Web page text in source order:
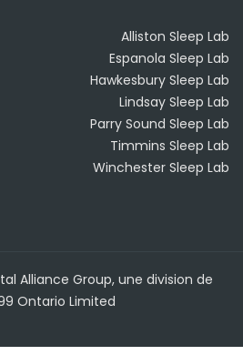
Alliston Sleep Lab
Espanola Sleep Lab
Hawkesbury Sleep Lab
Lindsay Sleep Lab
Parry Sound Sleep Lab
Timmins Sleep Lab
Winchester Sleep Lab
Alliance Group, une division de
Ontario Limited